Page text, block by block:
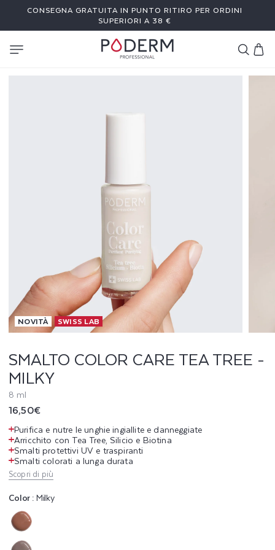
CONSEGNA GRATUITA IN PUNTO RITIRO PER ORDINI
SUPERIORI A 38 €
Carrello
O
R
C
A
R
E
T
E
A
T
NOVITÀ SWISS LAB
SMALTO COLOR CARE TEA TREE -
MILKY
8 ml
Prezzo
di
listino
16,50€
Purifica e nutre le unghie ingiallite e danneggiate
Arricchito con Tea Tree, Silicio e Biotina
Smalti protettivi UV e traspiranti
Smalti colorati a lunga durata
Scopri di più
Color :Milky
Variante